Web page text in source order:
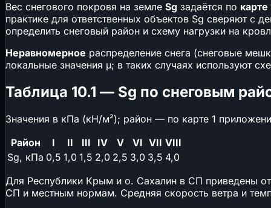
Вес снегового покровя на земле Sɡ задаётся по
практике для ответственных объектов Sɡ сверяют с
определить снеговый район и схему нагрузки на
Неравномерное распределение снега (снеговые
локальные значения μ; в таких случаях используют
Таблица 10.1 — Sɡ по снеговым
Значения в кПа (кН/м²); район — по карте 1
Район
I II III IV V VI VII VIII
Sɡ, кПа 0,5 1,0 1,5 2,0 2,5 3,0 3,5 4,0
Для Республики Крым и о. Сахалин в СП приведены
СП и местным нормам. Средняя скорость ветра и